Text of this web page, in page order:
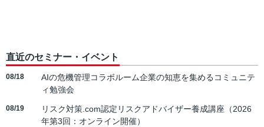
直近のセミナー・イベント
08/18
AIの危機管理コラボルーム企業の知恵を集めるコミュニテ
ィ勉強会
08/19
リスク対策.com認定リスクアドバイザー養成講座（2026
年第3回：オンライン開催）